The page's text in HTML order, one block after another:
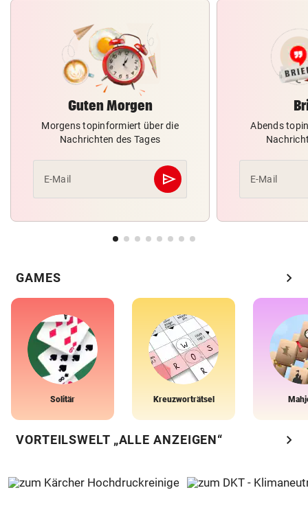
Guten Morgen
Morgens topinformiert über die
Nachrichten des Tages
E-Mail send
Abschicken
Abends
E-Mail
GAMES chevron_right
Solitär Kreuzworträtsel
VORTEILSWELT „ALLE ANZEIGEN“ chevron_right